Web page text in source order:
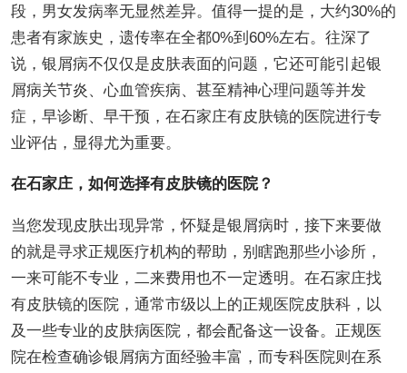
段，男女发病率无显然差异。值得一提的是，大约30%的
患者有家族史，遗传率在全都0%到60%左右。往深了
说，银屑病不仅仅是皮肤表面的问题，它还可能引起银
屑病关节炎、心血管疾病、甚至精神心理问题等并发
症，早诊断、早干预，在石家庄有皮肤镜的医院进行专
业评估，显得尤为重要。
在石家庄，如何选择有皮肤镜的医院？
当您发现皮肤出现异常，怀疑是银屑病时，接下来要做
的就是寻求正规医疗机构的帮助，别瞎跑那些小诊所，
一来可能不专业，二来费用也不一定透明。在石家庄找
有皮肤镜的医院，通常市级以上的正规医院皮肤科，以
及一些专业的皮肤病医院，都会配备这一设备。正规医
院在检查确诊银屑病方面经验丰富，而专科医院则在系